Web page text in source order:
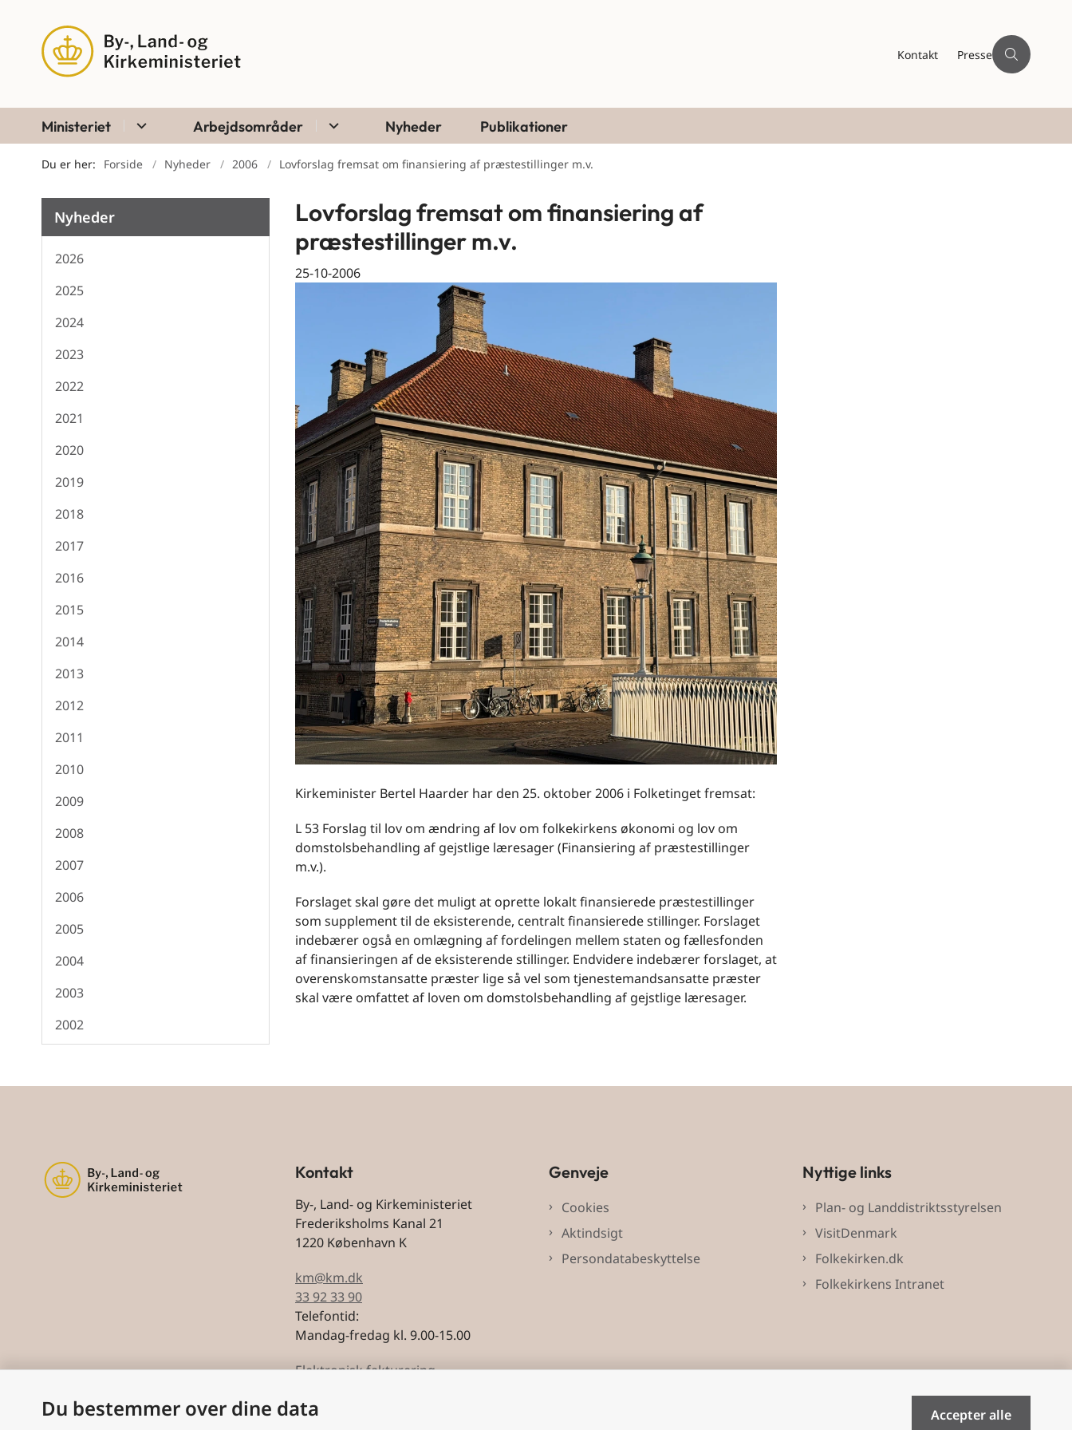
Kontakt Presse
Ministeriet Arbejdsområder Nyheder Publikationer
Du er her: Forside Nyheder 2006 Lovforslag fremsat om finansiering af præstestillinger m.v.
Nyheder
2026
2025
2024
2023
2022
2021
2020
2019
2018
2017
2016
2015
2014
2013
2012
2011
2010
2009
2008
2007
2006
2005
2004
2003
2002
Lovforslag fremsat om finansiering af
præstestillinger m.v.
25-10-2006
Kirkeminister Bertel Haarder har den 25. oktober 2006 i Folketinget fremsat:
L 53 Forslag til lov om ændring af lov om folkekirkens økonomi og lov om
domstolsbehandling af gejstlige læresager (Finansiering af præstestillinger
m.v.).
Forslaget skal gøre det muligt at oprette lokalt finansierede præstestillinger
som supplement til de eksisterende, centralt finansierede stillinger. Forslaget
indebærer også en omlægning af fordelingen mellem staten og fællesfonden
af finansieringen af de eksisterende stillinger. Endvidere indebærer forslaget, at
overenskomstansatte præster lige så vel som tjenestemandsansatte præster
skal være omfattet af loven om domstolsbehandling af gejstlige læresager.
Kontakt
By-, Land- og Kirkeministeriet
Frederiksholms Kanal 21
1220 København K
km@km.dk
33 92 33 90
Telefontid:
Mandag-fredag kl. 9.00-15.00
Elektronisk fakturering
CVR: 59743228
Genveje
Cookies
Aktindsigt
Persondatabeskyttelse
Nyttige links
Plan- og Landdistriktsstyrelsen
VisitDenmark
Folkekirken.dk
Folkekirkens Intranet
Du bestemmer over dine data Accepter alle